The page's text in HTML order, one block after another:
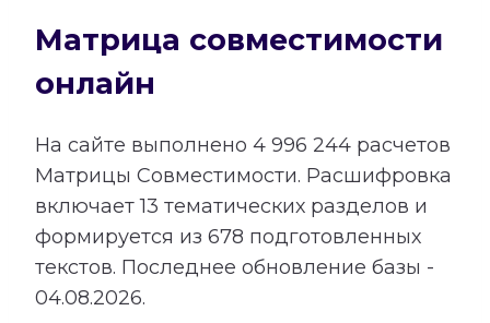
Матрица совместимости
онлайн
На сайте выполнено 4 996 244 расчетов
Матрицы Совместимости. Расшифровка
включает13 тематических разделов и
формируется из 678 подготовленных
текстов. Последнее обновление базы -
04.08.2026.